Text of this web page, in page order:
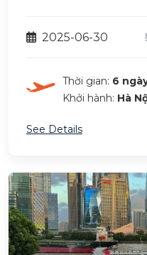
2025-06-30
Thời gian: 6
Khởi hành: Hà
See Details